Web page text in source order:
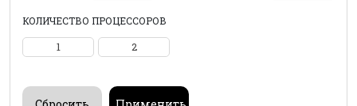
КОЛИЧЕСТВО ПРОЦЕССОРОВ
1 2